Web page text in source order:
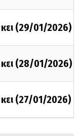
(29/01/2026)
(28/01/2026)
(27/01/2026)